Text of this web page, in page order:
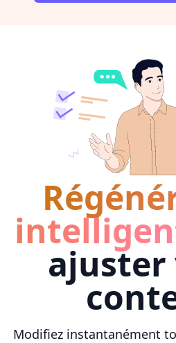
ajuster
Modifiez instantanément